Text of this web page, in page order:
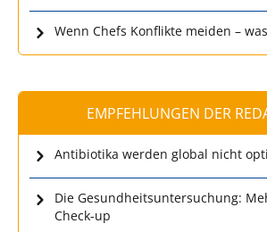
Wenn Chefs Konflikte meiden –
EMPFEHLUNGEN DER
Antibiotika werden global nicht
Die Gesundheitsuntersuchung:
Check-up